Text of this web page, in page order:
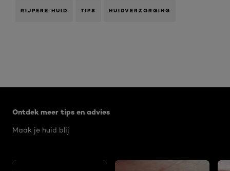
RIJPERE HUID TIPS HUIDVERZORGING
Ontdek meer tips en advies
Maak je huid blij